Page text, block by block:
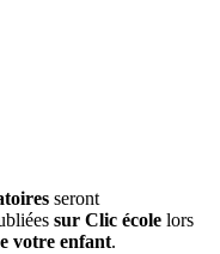
seront
sur Clic école lors
votre enfant.